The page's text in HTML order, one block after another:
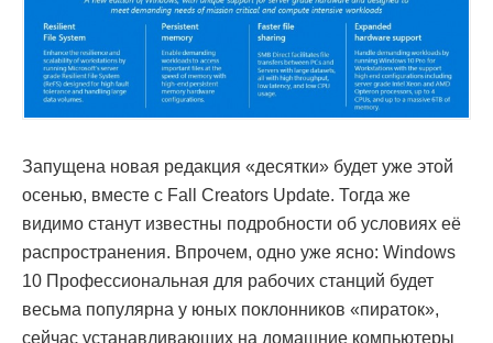
Запущена новая редакция «десятки» будет уже этой
осенью, вместе с Fall Creators Update. Тогда же
видимо станут известны подробности об условиях её
распространения. Впрочем, одно уже ясно: Windows
10 Профессиональная для рабочих станций будет
весьма популярна у юных поклонников «пираток»,
сейчас устанавливающих на домашние компьютеры